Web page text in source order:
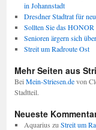
in Johannstadt
Dresdner Stadtrat für
Sollten Sie das
Senioren ärgern sich
Streit um Radroute Ost
Mehr Seiten aus
Bei Mein-Striesen.devon
Stadtteil.
Neueste
Aquarius zu Streit um